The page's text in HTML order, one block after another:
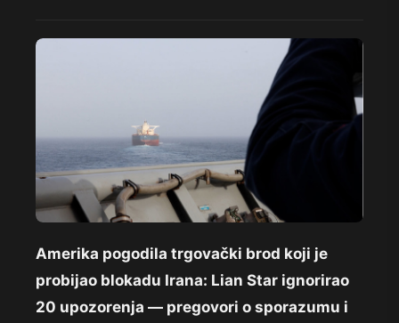
Amerika pogodila trgovački brod koji je
probijao blokadu Irana: Lian Star ignorirao
20 upozorenja — pregovori o sporazumu i